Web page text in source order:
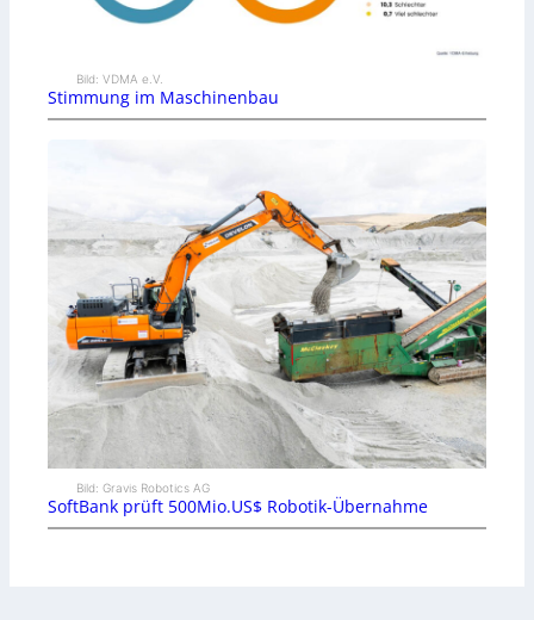
Bild: VDMA e.V.
Stimmung im Maschinenbau
Bild: Gravis Robotics AG
SoftBank prüft 500Mio.US$ Robotik-Übernahme